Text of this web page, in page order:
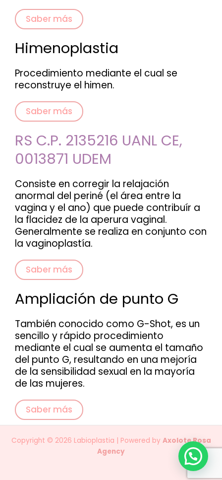
Saber más
Himenoplastia
Procedimiento mediante el cual se
reconstruye el himen.
Saber más
RS C.P. 2135216 UANL CE,
0013871 UDEM
Consiste en corregir la relajación
anormal del periné (el área entre la
vagina y el ano) que puede contribuír a
la flacidez de la aperura vaginal.
Generalmente se realiza en conjunto con
la vaginoplastía.
Saber más
Ampliación de punto G
También conocido como G-Shot, es un
sencillo y rápido procedimiento
mediante el cual se aumenta el tamaño
del punto G, resultando en una mejoría
de la sensibilidad sexual en la mayoría
de las mujeres.
Saber más
Copyright © 2026 Labioplastia | Powered by Axolote Rosa
Agency